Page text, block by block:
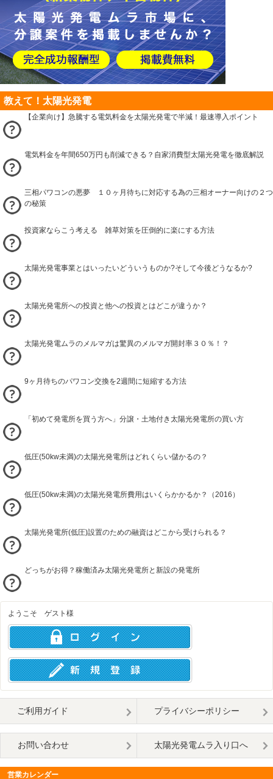
教えて！太陽光発電
【企業向け】急騰する電気料金を太陽光発電で半減！最速導入ポイント
電気料金を年間650万円も削減できる？自家消費型太陽光発電を徹底解説
三相パワコンの悪夢 １０ヶ月待ちに対応する為の三相オーナー向けの２つ
の秘策
投資家ならこう考える 雑草対策を圧倒的に楽にする方法
太陽光発電事業とはいったいどういうものか?そして今後どうなるか?
太陽光発電所への投資と他への投資とはどこが違うか？
太陽光発電ムラのメルマガは驚異のメルマガ開封率３０％！？
9ヶ月待ちのパワコン交換を2週間に短縮する方法
「初めて発電所を買う方へ」分譲・土地付き太陽光発電所の買い方
低圧(50kw未満)の太陽光発電所はどれくらい儲かるの？
低圧(50kw未満)の太陽光発電所費用はいくらかかるか？（2016）
太陽光発電所(低圧)設置のための融資はどこから受けられる？
どっちがお得？稼働済み太陽光発電所と新設の発電所
ようこそ ゲスト様
ご利用ガイド プライバシーポリシー
お問い合わせ 太陽光発電ムラ入り口へ
営業カレンダー